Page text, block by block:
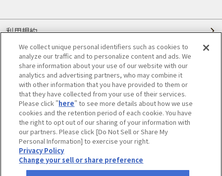
利用規約
個人情報の取り扱いについて
会員優待サービスの提携をご検討の方へ
JAFホームページ
© JAPAN AUTOMOBILE FEDERATION. All rights reserved.
We collect unique personal identifiers such as cookies to
analyze our traffic and to personalize content and ads. We
share information about your use of our website with our
analytics and advertising partners, who may combine it
with other information that you have provided to them or
that they have collected from your use of their services.
Please click "here" to see more details about how we use
cookies and the retention period of each cookie. You have
the right to opt out of our sharing of your information with
our partners. Please click [Do Not Sell or Share My
Personal Information] to exercise your right.
Privacy Policy
Change your sell or share preference